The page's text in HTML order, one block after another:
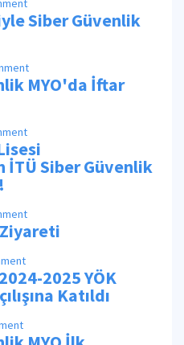
Siber Güvenlik
MYO'da İftar
İTÜ Siber Güvenlik
2025 YÖK
Katıldı